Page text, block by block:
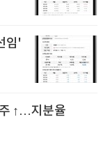
임'